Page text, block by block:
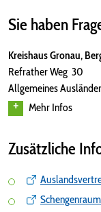
Sie haben
Kreishaus Gronau,
Refrather Weg 30
Allgemeines
Mehr Infos
Zusätzliche
Schengenraum